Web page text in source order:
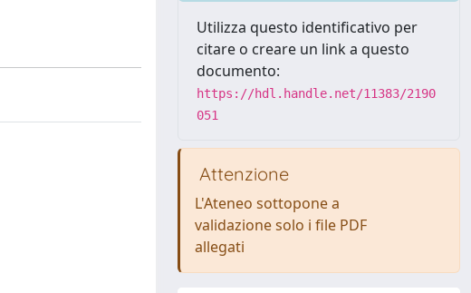
Utilizza questo identificativo per
citare o creare un link a questo
documento:
https://hdl.handle.net/11383/2190
051
Attenzione
L'Ateneo sottopone a
validazione solo i file PDF
allegati